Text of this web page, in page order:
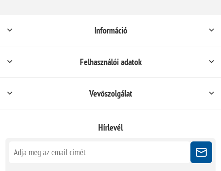
Információ
Felhasználói adatok
Vevőszolgálat
Hírlevél